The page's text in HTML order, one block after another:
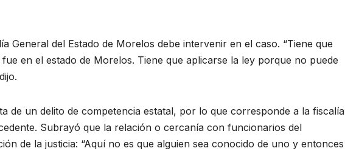
General del Estado de Morelos debe intervenir en el caso. “Tiene que
en el estado de Morelos. Tiene que aplicarse la ley porque no puede
de un delito de competencia estatal, por lo que corresponde a la fiscalía
Subrayó que la relación o cercanía con funcionarios del
de la justicia: “Aquí no es que alguien sea conocido de uno y entonces